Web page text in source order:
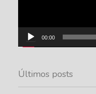
00:00
Últimos posts